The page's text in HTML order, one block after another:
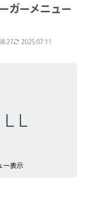
ガーメニュー
2025.07.11